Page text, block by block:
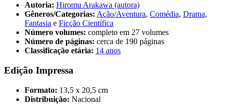
Autoria: Hiromu Arakawa (autora)
Gêneros/Categorias: Ação/Aventura, Comédia, Drama,
Fantasia e Ficção Científica
Número volumes: completo em 27 volumes
Número de páginas: cerca de 190 páginas
Classificação etária: 14 anos
Edição Impressa
Formato: 13,5 x 20,5 cm
Distribuição: Nacional